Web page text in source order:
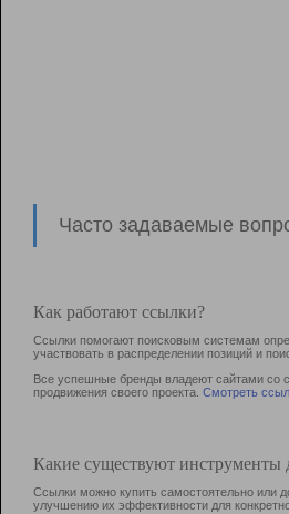
Часто задаваемые
Как работают ссылки?
Ссылки помогают поисковым системам
участвовать в раcпределении позиций и
Все успешные бренды владеют сайтами со
продвижения своего проекта. Смотреть
Какие существуют инструменты
Ссылки можно купить самостоятельно или
улучшению их эффективности для